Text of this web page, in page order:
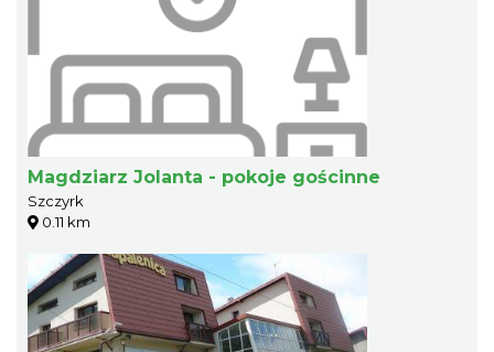
Magdziarz Jolanta - pokoje gościnne
Szczyrk
0.11 km